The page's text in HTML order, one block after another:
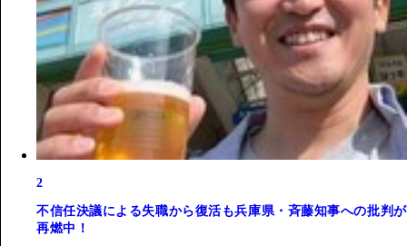
2
不信任決議による失職から復活も兵庫県・斉藤知事への批判が
再燃中！